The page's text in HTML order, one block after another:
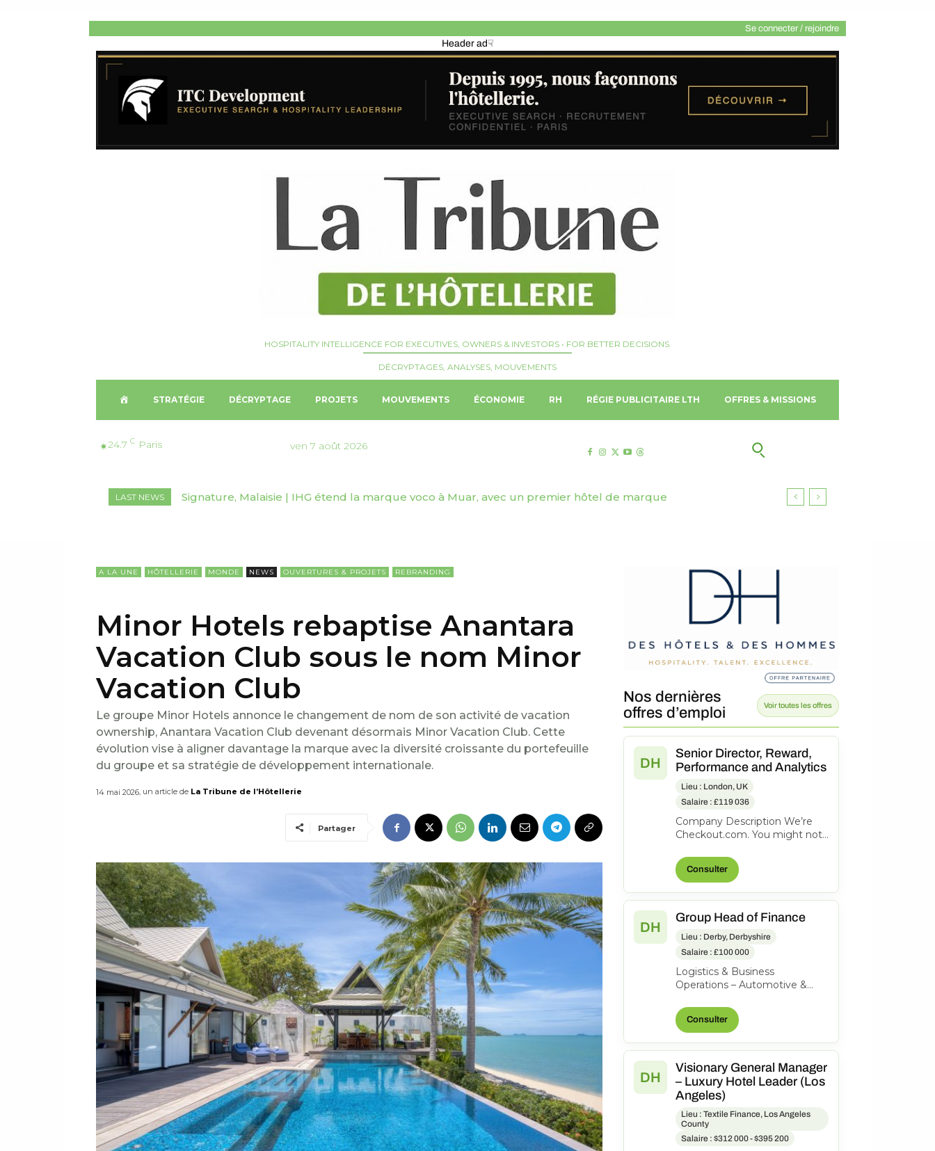
Se connecter / rejoindre
Header ad☟
HOSPITALITY INTELLIGENCE FOR EXECUTIVES, OWNERS & INVESTORS • FOR BETTER DECISIONS.
DÉCRYPTAGES, ANALYSES, MOUVEMENTS
U
I
STRATÉGIE DÉCRYPTAGE PROJETS MOUVEMENTS ÉCONOMIE RH RÉGIE PUBLICITAIRE LTH OFFRES & MISSIONS
24.7 C Paris ven 7 août 2026
LAST NEWS
Signature, Malaisie | IHG étend la marque voco à Muar, avec un premier hôtel de marque
Distribution, International | Booking Holdings fusionne les activités B2B de Booking.com, Agoda et
A LA UNE HÔTELLERIE MONDE NEWS OUVERTURES & PROJETS REBRANDING
Minor Hotels rebaptise Anantara
Vacation Club sous le nom Minor
Vacation Club
Le groupe Minor Hotels annonce le changement de nom de son activité de vacation
ownership, Anantara Vacation Club devenant désormais Minor Vacation Club. Cette
évolution vise à aligner davantage la marque avec la diversité croissante du portefeuille
du groupe et sa stratégie de développement internationale.
14 mai 2026, un article de La Tribune de l’Hôtellerie
Partager
Nos dernières
offres d’emploi
Voir toutes les offres
DH
Senior Director, Reward,
Performance and Analytics
Lieu : London, UK
Salaire : £119 036
Company Description We’re
Checkout.com. You might not
companies like eBay, Spotify,
Klarna, Uber,...
Consulter
DH
Group Head of Finance
Lieu : Derby, Derbyshire
Salaire : £100 000
Logistics & Business
Operations – Automotive &
Product | Private Equity-
Backed Our client is a...
Consulter
DH
Visionary General Manager
– Luxury Hotel Leader (Los
Angeles)
Lieu : Textile Finance, Los Angeles
County
Salaire : $312 000 - $395 200